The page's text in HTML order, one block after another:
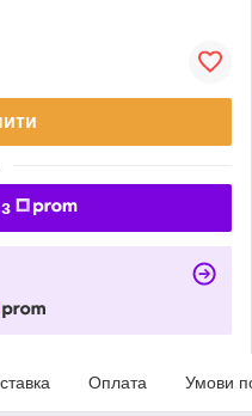
Оплата Умови